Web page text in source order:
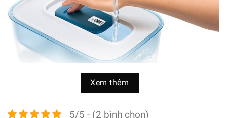
Xem thêm
5/5 - (2 bình chọn)